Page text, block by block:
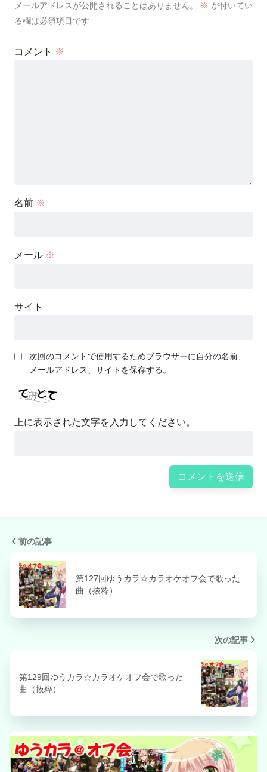
メールアドレスが公開されることはありません。 ※ が付いてい
る欄は必須項目です
コメント ※
名前 ※
メール ※
サイト
次回のコメントで使用するためブラウザーに自分の名前、
メールアドレス、サイトを保存する。
上に表示された文字を入力してください。
前の記事
第127回ゆうカラ☆カラオケオフ会で歌った
曲（抜粋）
次の記事
第129回ゆうカラ☆カラオケオフ会で歌った
曲（抜粋）